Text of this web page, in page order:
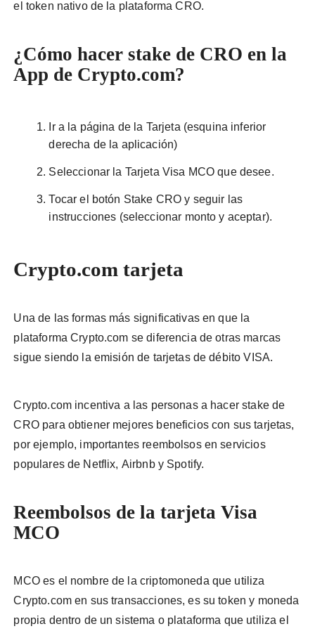
el token nativo de la plataforma CRO.
¿Cómo hacer stake de CRO en la
App de Crypto.com?
Ir a la página de la Tarjeta (esquina inferior
derecha de la aplicación)
Seleccionar la Tarjeta Visa MCO que desee.
Tocar el botón Stake CRO y seguir las
instrucciones (seleccionar monto y aceptar).
Crypto.com tarjeta
Una de las formas más significativas en que la
plataforma Crypto.com se diferencia de otras marcas
sigue siendo la emisión de tarjetas de débito VISA.
Crypto.com incentiva a las personas a hacer stake de
CRO para obtiener mejores beneficios con sus tarjetas,
por ejemplo, importantes reembolsos en servicios
populares de Netflix, Airbnb y Spotify.
Reembolsos de la tarjeta Visa
MCO
MCO es el nombre de la criptomoneda que utiliza
Crypto.com en sus transacciones, es su token y moneda
propia dentro de un sistema o plataforma que utiliza el